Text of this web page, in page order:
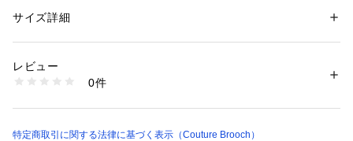
～POINT～
すめです。
トレンドのドット柄と落ち着いた黒の無地の展開です。
ポリエステル100％の少しシャリ感のある素材なので、気温の
性別：レディース
素材：ブラック（019） ブラック（119） ポリエステル100％
生産国：中国製
1600300006725
サイズ詳細
レビュー
0件
特定商取引に関する法律に基づく表示（Couture Brooch）